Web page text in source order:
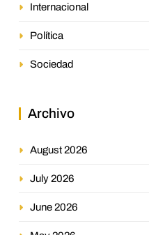
Internacional
Política
Sociedad
Archivo
August 2026
July 2026
June 2026